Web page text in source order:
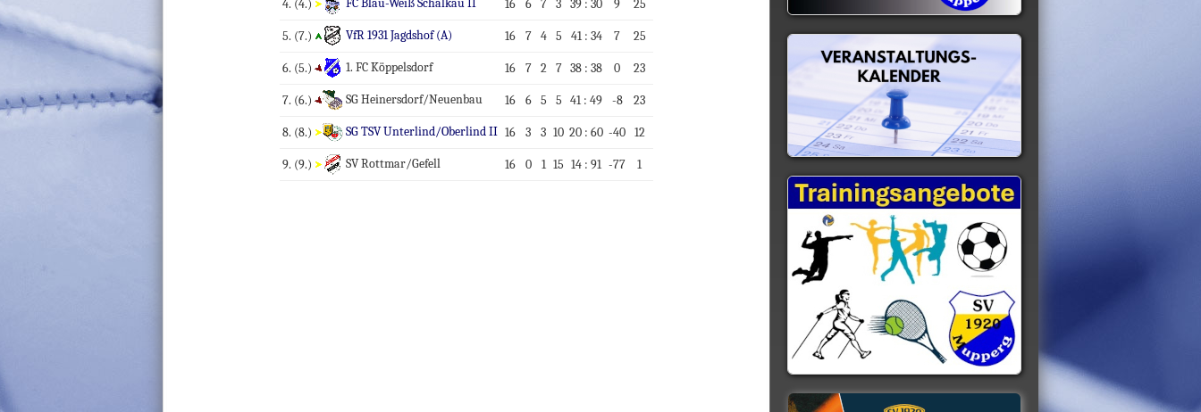
4. (4.) 16 6 7 3 39 : 30 9 25
5. (7.) VfR 1931 Jagdshof (A) 16 7 4 5 41 : 34 7 25
6. (5.) 1. FC Köppelsdorf 16 7 2 7 38 : 38 0 23
7. (6.) SG Heinersdorf/Neuenbau 16 6 5 5 41 : 49 -8 23
8. (8.) SG TSV Unterlind/Oberlind II 16 3 3 10 20 : 60 -40 12
9. (9.) SV Rottmar/Gefell 16 0 1 15 14 : 91 -77 1